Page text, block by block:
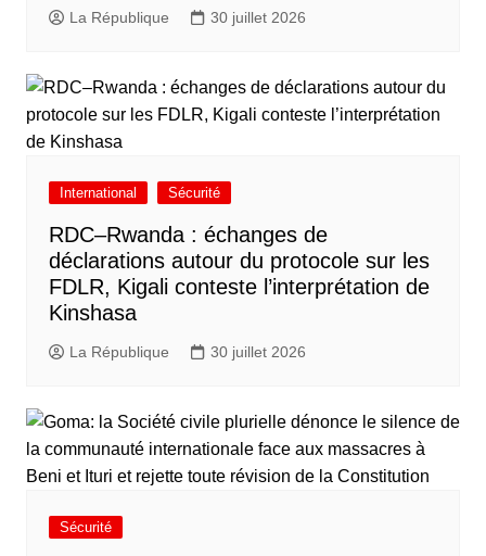
La République 30 juillet 2026
International Sécurité
RDC–Rwanda : échanges de
déclarations autour du protocole sur les
FDLR, Kigali conteste l’interprétation de
Kinshasa
La République 30 juillet 2026
Sécurité